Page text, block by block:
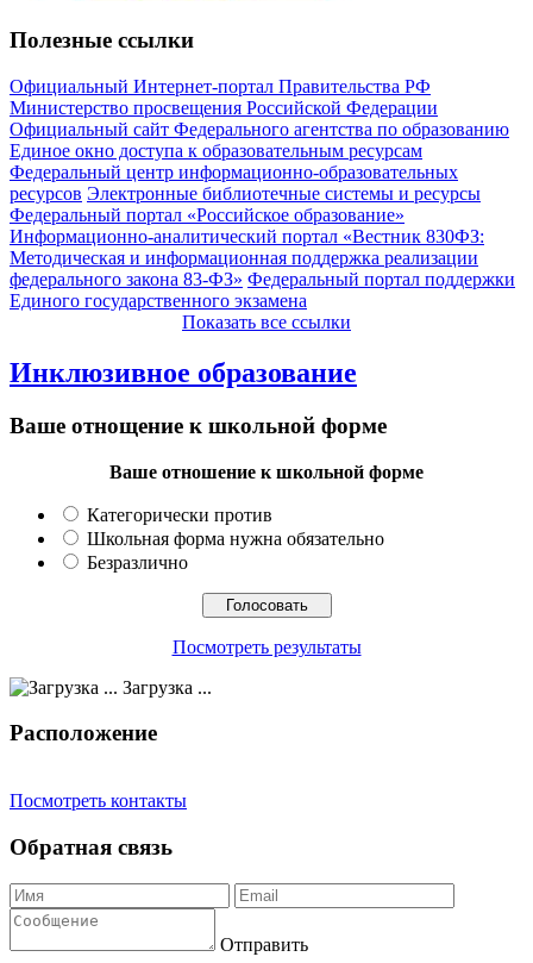
Полезные ссылки
Официальный Интернет-портал Правительства РФ
Министерство просвещения Российской Федерации
Официальный сайт Федерального агентства по образованию
Единое окно доступа к образовательным ресурсам
Федеральный центр информационно-образовательных
ресурсов Электронные библиотечные системы и ресурсы
Федеральный портал «Российское образование»
Информационно-аналитический портал «Вестник 830ФЗ:
Методическая и информационная поддержка реализации
федерального закона 83-ФЗ» Федеральный портал поддержки
Единого государственного экзамена
Показать все ссылки
Инклюзивное образование
Ваше отнощение к школьной форме
Ваше отношение к школьной форме
Категорически против
Школьная форма нужна обязательно
Безразлично
Посмотреть результаты
Загрузка ...
Расположение
Посмотреть контакты
Обратная связь
Отправить